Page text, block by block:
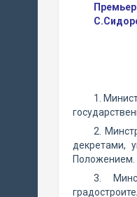
1.
2.
декретами,
Положением.
3.